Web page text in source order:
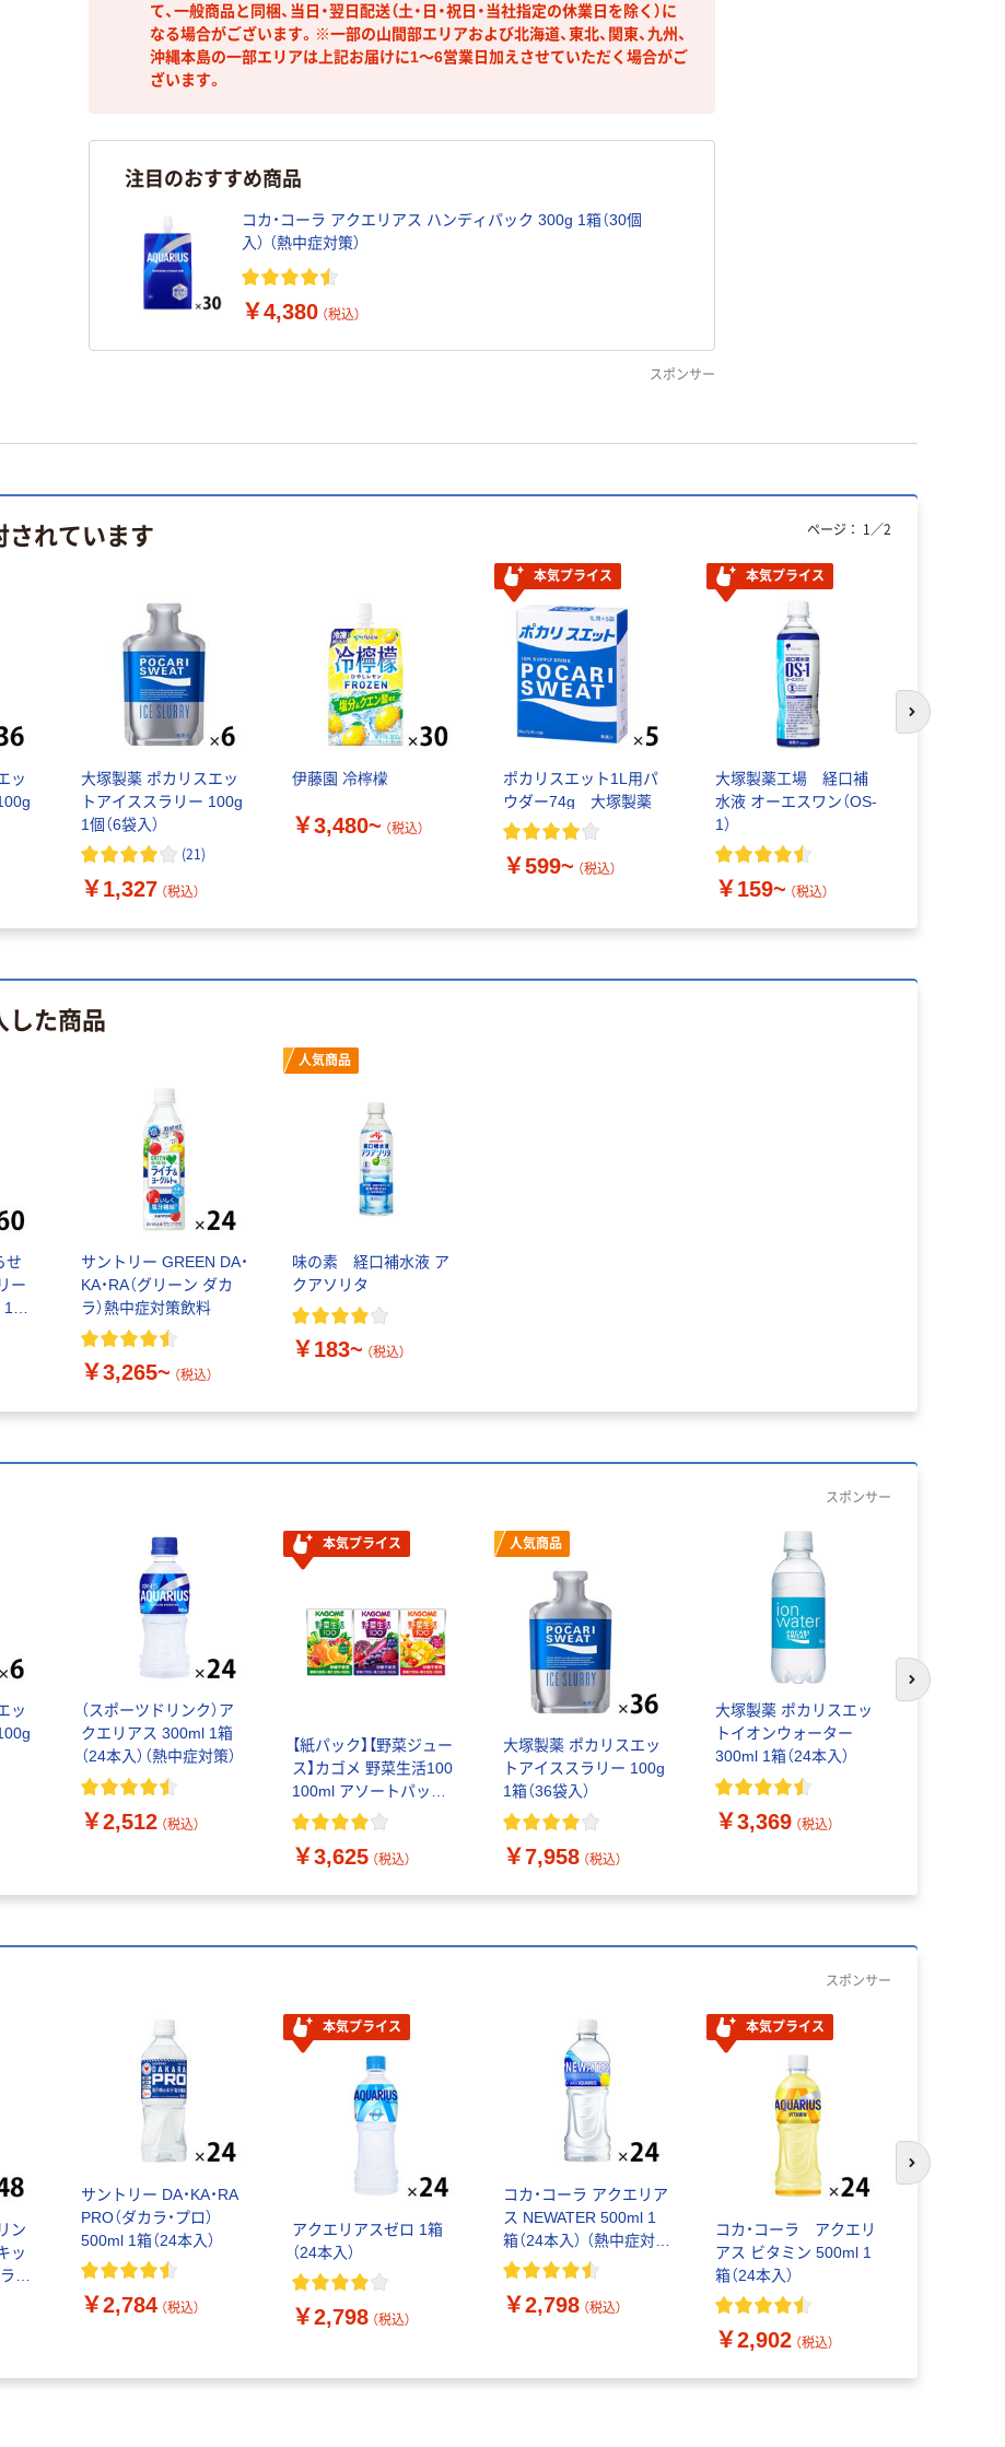
て、一般商品と同梱、当日・翌日配送（土・日・祝日・当社指定の休業日を除く）に
なる場合がございます。※一部の山間部エリアおよび北海道、東北、関東、九州、
沖縄本島の一部エリアは上記お届けに1～6営業日加えさせていただく場合がご
ざいます。
注目のおすすめ商品
コカ・コーラ アクエリアス ハンディパック 300g 1箱（30個
入） （熱中症対策）
￥4,380 （税込）
スポンサー
されています
ッ
大塚製薬 ポカリスエッ
トアイススラリー 100g
1個（6袋入）
(21)
￥1,327 （税込）
伊藤園 冷檸檬
￥3,480~ （税込）
本気プライス
ポカリスエット1L用パ
ウダー74g 大塚製薬
￥599~ （税込）
本気プライス
大塚製薬工場 経口補
水液 オーエスワン（OS-
1）
￥159~ （税込）
ページ： 1 ／2
次のスライド
した商品
せ
セ
サントリー GREEN DA・
KA・RA（グリーン ダカ
ラ）熱中症対策飲料
￥3,265~ （税込）
人気商品
味の素 経口補水液 ア
クアソリタ
￥183~ （税込）
スポンサー
ッ
（スポーツドリンク）ア
クエリアス 300ml 1箱
（24本入）（熱中症対策）
￥2,512 （税込）
本気プライス
【紙パック】【野菜ジュー
ス】カゴメ 野菜生活100
100ml アソートパック 1
セット（60本：12本入
￥3,625 （税込）
人気商品
大塚製薬 ポカリスエッ
トアイススラリー 100g
1箱（36袋入）
￥7,958 （税込）
大塚製薬 ポカリスエッ
トイオンウォーター
300ml 1箱（24本入）
￥3,369 （税込）
次のスライド
スポンサー
ン
ッ
イ
サントリー DA・KA・RA
PRO（ダカラ・プロ）
500ml 1箱（24本入）
￥2,784 （税込）
本気プライス
アクエリアスゼロ 1箱
（24本入）
￥2,798 （税込）
コカ・コーラ アクエリア
ス NEWATER 500ml 1
箱（24本入） （熱中症対
策）
￥2,798 （税込）
本気プライス
コカ・コーラ アクエリ
アス ビタミン 500ml 1
箱（24本入）
￥2,902 （税込）
次のスライド